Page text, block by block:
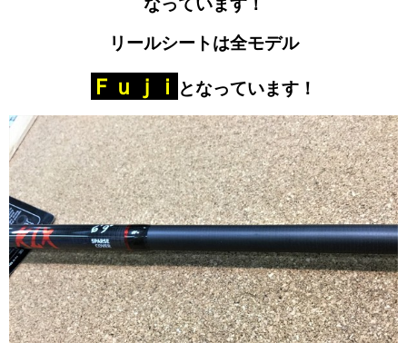
リールシートは全モデル
Ｆｕｊｉ となっています！